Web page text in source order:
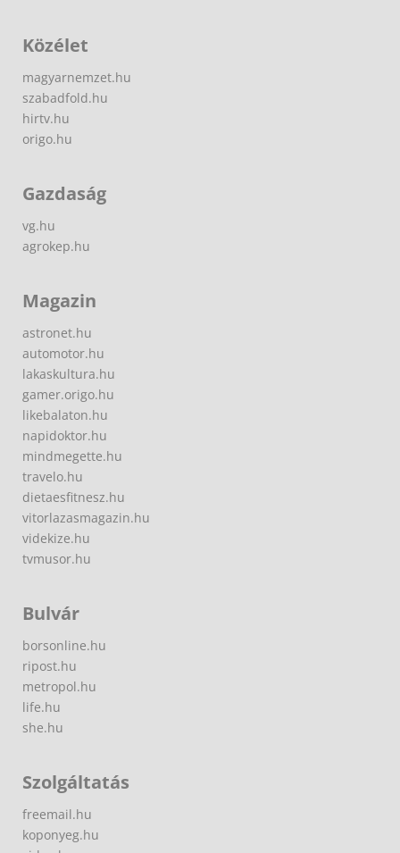
Közélet
magyarnemzet.hu
szabadfold.hu
hirtv.hu
origo.hu
Gazdaság
vg.hu
agrokep.hu
Magazin
astronet.hu
automotor.hu
lakaskultura.hu
gamer.origo.hu
likebalaton.hu
napidoktor.hu
mindmegette.hu
travelo.hu
dietaesfitnesz.hu
vitorlazasmagazin.hu
videkize.hu
tvmusor.hu
Bulvár
borsonline.hu
ripost.hu
metropol.hu
life.hu
she.hu
Szolgáltatás
freemail.hu
koponyeg.hu